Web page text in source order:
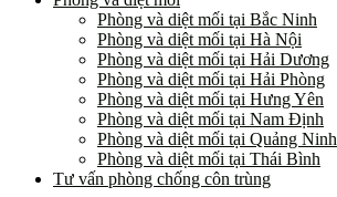
Phòng và diệt mối tại Bắc Ninh
Phòng và diệt mối tại Hà Nội
Phòng và diệt mối tại Hải Dương
Phòng và diệt mối tại Hải Phòng
Phòng và diệt mối tại Hưng Yên
Phòng và diệt mối tại Nam Định
Phòng và diệt mối tại Quảng Ninh
Phòng và diệt mối tại Thái Bình
Tư vấn phòng chống côn trùng